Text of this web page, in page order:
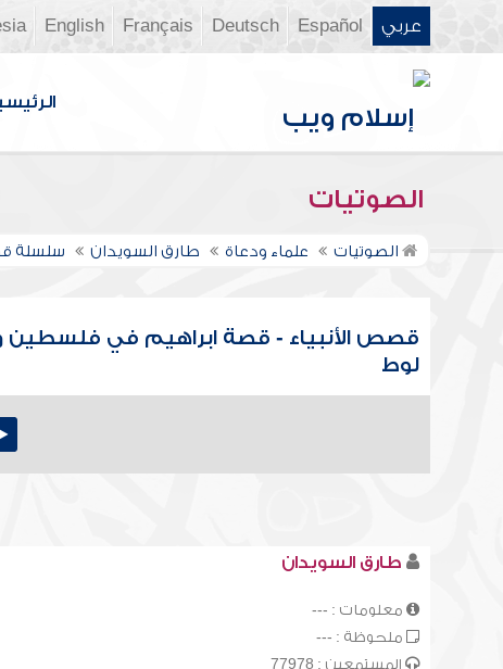
عربي Español
Deutsch
Français
English
الصوتيات
الصوتيات علماء ودعاة طارق السويدان سلسلة
قصص الأنبياء - قصة ابراهيم في
لوط
طارق السويدان
معلومات : ---
ملحوظة : ---
المستمعين : 77978